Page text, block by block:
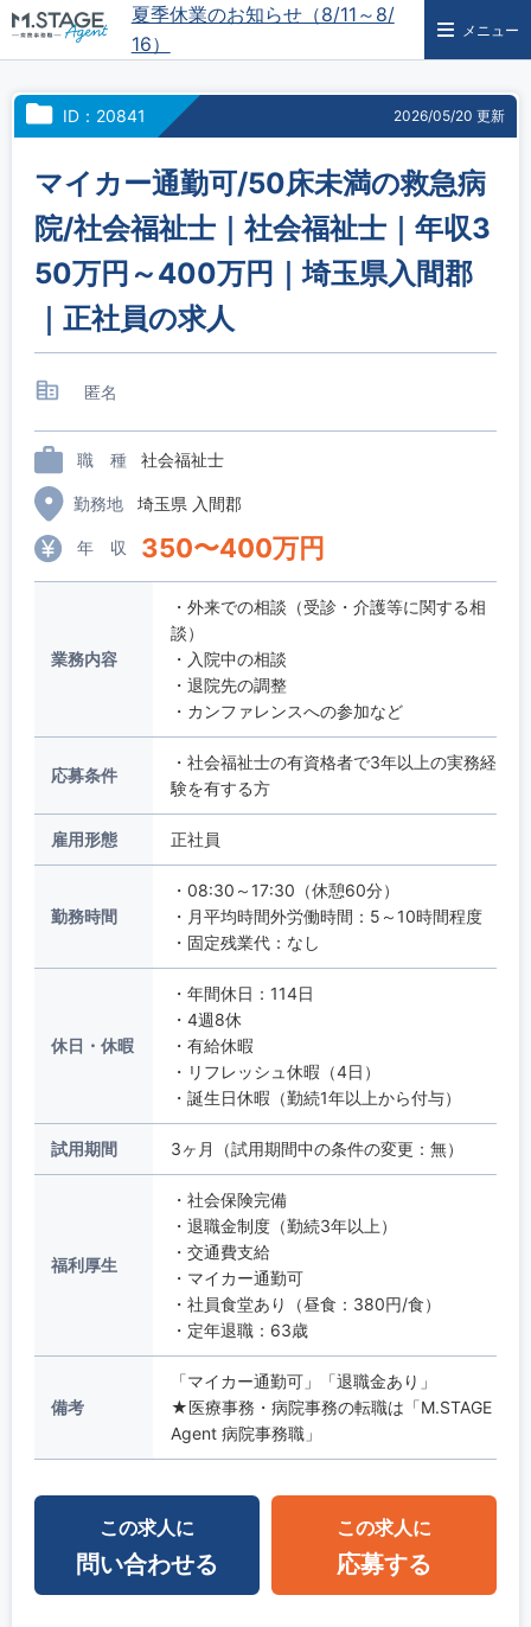
夏季休業のお知らせ（8/11～8/
16）
メニュー
ID：20841 2026/05/20 更新
マイカー通勤可/50床未満の救急病
院/社会福祉士｜社会福祉士｜年収3
50万円～400万円｜埼玉県入間郡
｜正社員の求人
匿名
職 種 社会福祉士
勤務地 埼玉県 入間郡
年 収 350〜400万円
業務内容
・外来での相談（受診・介護等に関する相
談）
・入院中の相談
・退院先の調整
・カンファレンスへの参加など
応募条件
・社会福祉士の有資格者で3年以上の実務経
験を有する方
雇用形態 正社員
勤務時間
・08:30～17:30（休憩60分）
・月平均時間外労働時間：5～10時間程度
・固定残業代：なし
休日・休暇
・年間休日：114日
・4週8休
・有給休暇
・リフレッシュ休暇（4日）
・誕生日休暇（勤続1年以上から付与）
試用期間 3ヶ月（試用期間中の条件の変更：無）
福利厚生
・社会保険完備
・退職金制度（勤続3年以上）
・交通費支給
・マイカー通勤可
・社員食堂あり（昼食：380円/食）
・定年退職：63歳
備考
「マイカー通勤可」「退職金あり」
★医療事務・病院事務の転職は「M.STAGE
Agent 病院事務職」
この求人に
問い合わせる
この求人に
応募する